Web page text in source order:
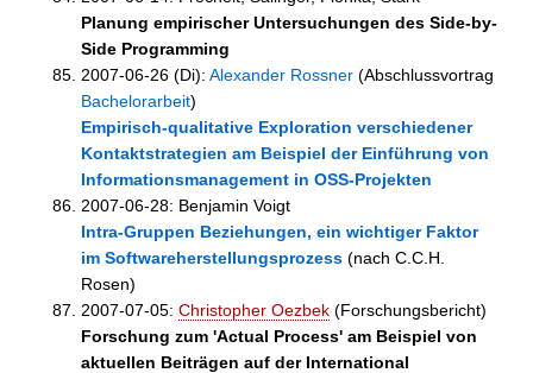
Planung empirischer Untersuchungen des Side-by-
Side Programming
2007-06-26 (Di): Alexander Rossner (Abschlussvortrag
Bachelorarbeit)
Empirisch-qualitative Exploration verschiedener
Kontaktstrategien am Beispiel der Einführung von
Informationsmanagement in OSS-Projekten
2007-06-28: Benjamin Voigt
Intra-Gruppen Beziehungen, ein wichtiger Faktor
im Softwareherstellungsprozess (nach C.C.H.
Rosen)
2007-07-05: Christopher Oezbek (Forschungsbericht)
Forschung zum 'Actual Process' am Beispiel von
aktuellen Beiträgen auf der International